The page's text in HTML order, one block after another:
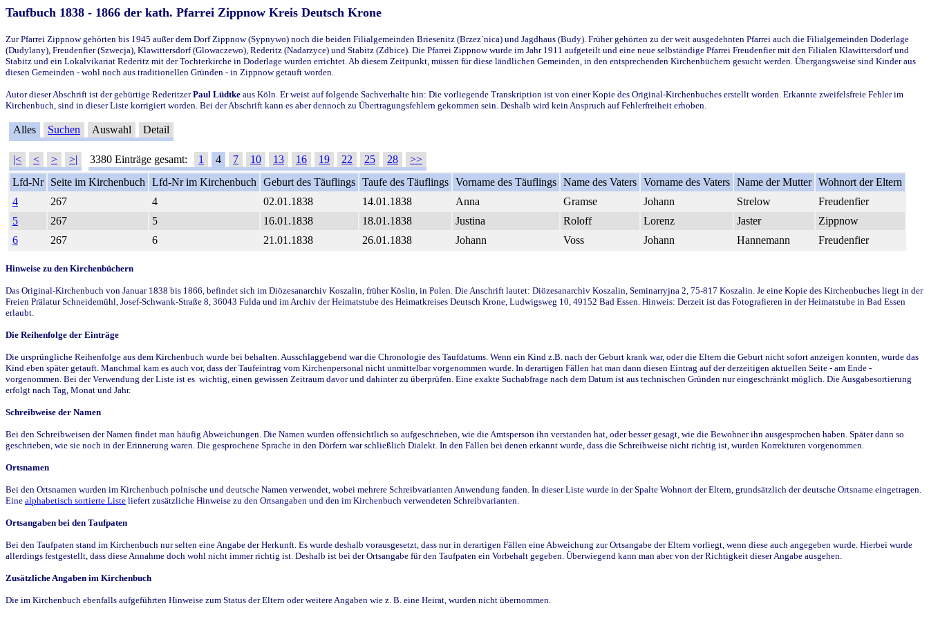
Taufbuch 1838 - 1866 der kath. Pfarrei Zippnow Kreis Deutsch Krone
Zur Pfarrei Zippnow gehörten bis 1945 außer dem Dorf Zippnow (Sypnywo) noch die beiden Filialgemeinden Briesenitz (Brzez`nica) und Jagdhaus (Budy). Früher gehörten zu der weit ausgedehnten Pfarrei auch die Filialgemeinden Doderlage
(Dudylany), Freudenfier (Szwecja), Klawittersdorf (Glowaczewo), Rederitz (Nadarzyce) und Stabitz (Zdbice). Die Pfarrei Zippnow wurde im Jahr 1911 aufgeteilt und eine neue selbständige Pfarrei Freudenfier mit den Filialen Klawittersdorf und
Stabitz und ein Lokalvikariat Rederitz mit der Tochterkirche in Doderlage wurden errichtet. Ab diesem Zeitpunkt, müssen für diese ländlichen Gemeinden, in den entsprechenden Kirchenbüchern gesucht werden. Übergangsweise sind Kinder aus
diesen Gemeinden - wohl noch aus traditionellen Gründen - in Zippnow getauft worden.
Autor dieser Abschrift ist der gebürtige RederitzerPaul Lüdtke aus Köln. Er weist auf folgende Sachverhalte hin: Die vorliegende Transkription ist von einer Kopie des Original-Kirchenbuches erstellt worden. Erkannte zweifelsfreie Fehler im
Kirchenbuch, sind in dieser Liste korrigiert worden. Bei der Abschrift kann es aber dennoch zu Übertragungsfehlern gekommen sein. Deshalb wird kein Anspruch auf Fehlerfreiheit erhoben.
Alles Suchen Auswahl Detail
|< < > >| 3380 Einträge gesamt: 1 4 7 10 13 16 19 22 25 28
>>
Lfd-Nr
Seite im Kirchenbuch Lfd-Nr im Kirchenbuch Geburt des Täuflings Taufe des Täuflings Vorname des Täuflings Name des Vaters Vorname des Vaters Name der Mutter Wohnort der Eltern
4
267 4 02.01.1838 14.01.1838 Anna Gramse Johann Strelow
Freudenfier
5
267 5 16.01.1838 18.01.1838 Justina Roloff Lorenz Jaster
Zippnow
6
267 6 21.01.1838 26.01.1838 Johann Voss Johann Hannemann Freudenfier
Hinweise zu den Kirchenbüchern
Das Original-Kirchenbuch von Januar 1838 bis 1866, befindet sich im Diözesanarchiv Koszalin, früher Köslin, in Polen. Die Anschrift lautet: Diözesanarchiv Koszalin, Seminarryjna 2, 75-817 Koszalin. Je eine Kopie des Kirchenbuches liegt in der
Freien Prälatur Schneidemühl, Josef-Schwank-Straße 8, 36043 Fulda und im Archiv der Heimatstube des Heimatkreises Deutsch Krone, Ludwigsweg 10, 49152 Bad Essen. Hinweis: Derzeit ist das Fotografieren in der Heimatstube in Bad Essen
erlaubt.
Die Reihenfolge der Einträge
Die ursprüngliche Reihenfolge aus dem Kirchenbuch wurde bei behalten. Ausschlaggebend war die Chronologie des Taufdatums. Wenn ein Kind z.B. nach der Geburt krank war, oder die Eltern die Geburt nicht sofort anzeigen konnten, wurde das
Kind eben später getauft. Manchmal kam es auch vor, dass der Taufeintrag vom Kirchenpersonal nicht unmittelbar vorgenommen wurde. In derartigen Fällen hat man dann diesen Eintrag auf der derzeitigen aktuellen Seite - am Ende -
vorgenommen. Bei der Verwendung der Liste ist es wichtig, einen gewissen Zeitraum davor und dahinter zu überprüfen. Eine exakte Suchabfrage nach dem Datum ist aus technischen Gründen nur eingeschränkt möglich. Die Ausgabesortierung
erfolgt nach Tag, Monat und Jahr.
Schreibweise der Namen
Bei den Schreibweisen der Namen findet man häufig Abweichungen. Die Namen wurden offensichtlich so aufgeschrieben, wie die Amtsperson ihn verstanden hat, oder besser gesagt, wie die Bewohner ihn ausgesprochen haben. Später dann so
geschrieben, wie sie noch in der Erinnerung waren. Die gesprochene Sprache in den Dörfern war schließlich Dialekt. In den Fällen bei denen erkannt wurde, dass die Schreibweise nicht richtig ist, wurden Korrekturen vorgenommen.
Ortsnamen
Bei den Ortsnamen wurden im Kirchenbuch polnische und deutsche Namen verwendet, wobei mehrere Schreibvarianten Anwendung fanden. In dieser Liste wurde in der Spalte Wohnort der Eltern, grundsätzlich der deutsche Ortsname eingetragen.
Eine alphabetisch sortierte Liste liefert zusätzliche Hinweise zu den Ortsangaben und den im Kirchenbuch verwendeten Schreibvarianten.
Ortsangaben bei den Taufpaten
Bei den Taufpaten stand im Kirchenbuch nur selten eine Angabe der Herkunft. Es wurde deshalb vorausgesetzt, dass nur in derartigen Fällen eine Abweichung zur Ortsangabe der Eltern vorliegt, wenn diese auch angegeben wurde. Hierbei wurde
allerdings festgestellt, dass diese Annahme doch wohl nicht immer richtig ist. Deshalb ist bei der Ortsangabe für den Taufpaten ein Vorbehalt gegeben. Überwiegend kann man aber von der Richtigkeit dieser Angabe ausgehen.
Zusätzliche Angaben im Kirchenbuch
Die im Kirchenbuch ebenfalls aufgeführten Hinweise zum Status der Eltern oder weitere Angaben wie z. B. eine Heirat, wurden nicht übernommen.